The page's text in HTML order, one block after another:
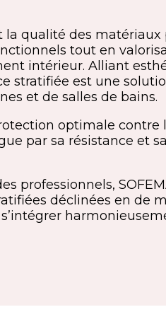
la qualité des matériaux
tout en
intérieur. Alliant
stratifiée est une
et de salles de bains.
optimale contre
par sa résistance et
professionnels,
déclinées en de